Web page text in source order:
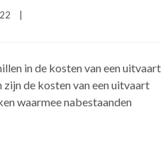
|
in de kosten van een uitvaart
de kosten van een uitvaart
waarmee nabestaanden